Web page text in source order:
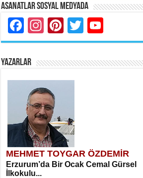
Asanatlar Sosyal Medyada
Facebook
Instagram
Pinterest
Twitter
YAZARLAR
MEHMET TOYGAR ÖZDEMİR
Erzurum’da Bir Ocak Cemal Gürsel
İlkokulu...